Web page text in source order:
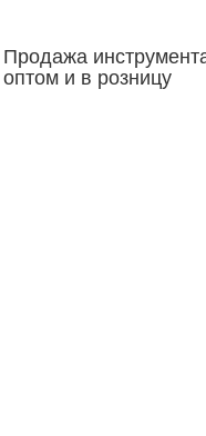
Продажа
оптом и в розницу